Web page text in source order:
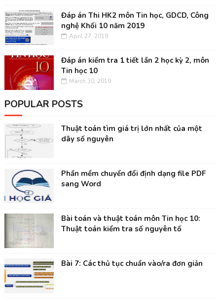
Đáp án Thi HK2 môn Tin học, GDCD, Công
nghệ Khối 10 năm 2019
April 27, 2019
Đáp án kiểm tra 1 tiết lần 2 học kỳ 2, môn
Tin học 10
March 30, 2019
POPULAR POSTS
Thuật toán tìm giá trị lớn nhất của một
dãy số nguyên
Phần mềm chuyển đổi định dạng file PDF
sang Word
Bài toán và thuật toán môn Tin học 10:
Thuật toán kiểm tra số nguyên tố
Bài 7: Các thủ tục chuẩn vào/ra đơn giản